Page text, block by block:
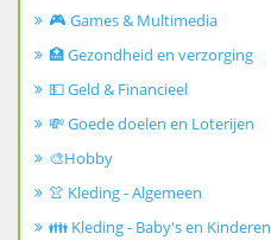
🎮 Games & Multimedia
🏥 Gezondheid en verzorging
💵 Geld & Financieel
💸 Goede doelen en Loterijen
🎨Hobby
👚 Kleding - Algemeen
👪 Kleding - Baby's en Kinderen